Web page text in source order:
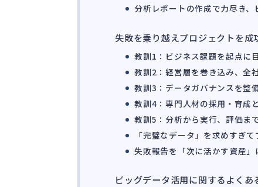
分析レポートの作成で力尽き
失敗を乗り越えプロジェクトを成
教訓1：ビジネス課題を起点に
教訓2：経営層を巻き込み、全
教訓3：データガバナンスを整
教訓4：専門人材の採用・育成
教訓5：分析から実行、評価ま
「完璧なデータ」を求めすぎ
失敗報告を「次に活かす資産
ビッグデータ活用に関するよくあ